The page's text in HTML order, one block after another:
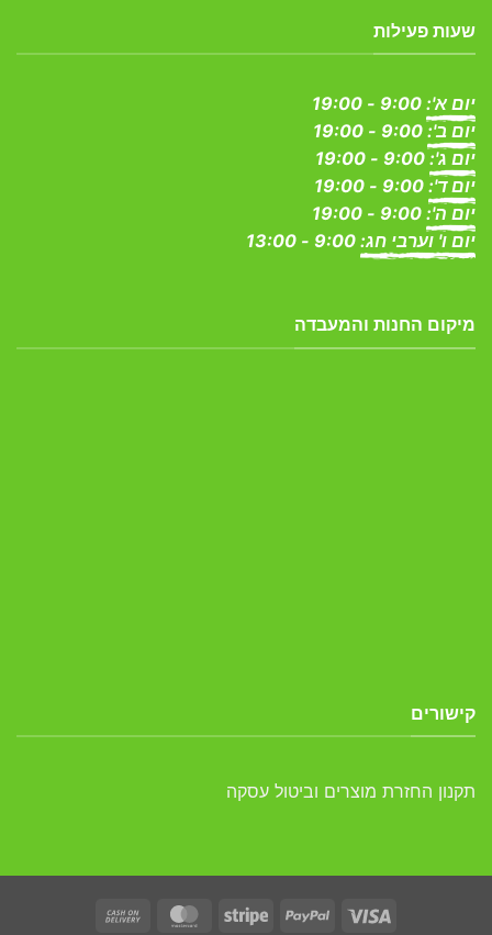
שעות פעילות
יום א':
יום ב':
יום ג':
יום ד':
יום ה':
יום ו' וערבי חג:
מיקום החנות והמעבדה
קישורים
תקנון החזרת מוצרים וביטול עסקה
Visa
PayPal
Stripe
MasterCard